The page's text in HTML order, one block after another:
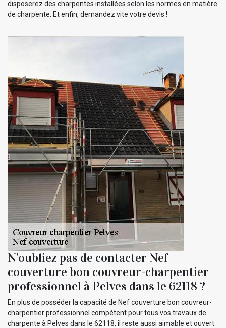
disposerez des charpentes installées selon les normes en matière
de charpente. Et enfin, demandez vite votre devis !
N’oubliez pas de contacter Nef
couverture bon couvreur-charpentier
professionnel à Pelves dans le 62118 ?
En plus de posséder la capacité de Nef couverture bon couvreur-
charpentier professionnel compétent pour tous vos travaux de
charpente à Pelves dans le 62118, il reste aussi aimable et ouvert